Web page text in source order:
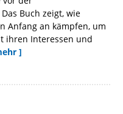
Buch zeigt, wie
Anfang an kämpfen, um
ihren Interessen und
]